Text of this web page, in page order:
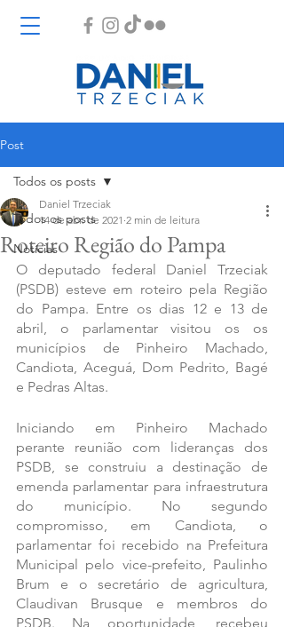
Post
Todos os posts
Notícias
Todos os posts
Roteiro Região do Pampa
Daniel Trzeciak
14 de abr. de 2021 2 min de leitura
O deputado federal Daniel Trzeciak
(PSDB) esteve em roteiro pela Região
do Pampa. Entre os dias 12 e 13 de
abril, o parlamentar visitou os os
municípios de Pinheiro Machado,
Candiota, Aceguá, Dom Pedrito, Bagé
e Pedras Altas.
Iniciando em Pinheiro Machado
perante reunião com lideranças dos
PSDB, se construiu a destinação de
emenda parlamentar para infraestrutura
do município. No segundo
compromisso, em Candiota, o
parlamentar foi recebido na Prefeitura
Municipal pelo vice-prefeito, Paulinho
Brum e o secretário de agricultura,
Claudivan Brusque e membros do
PSDB. Na oportunidade, recebeu